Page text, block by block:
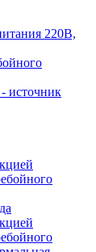
220В,
источник